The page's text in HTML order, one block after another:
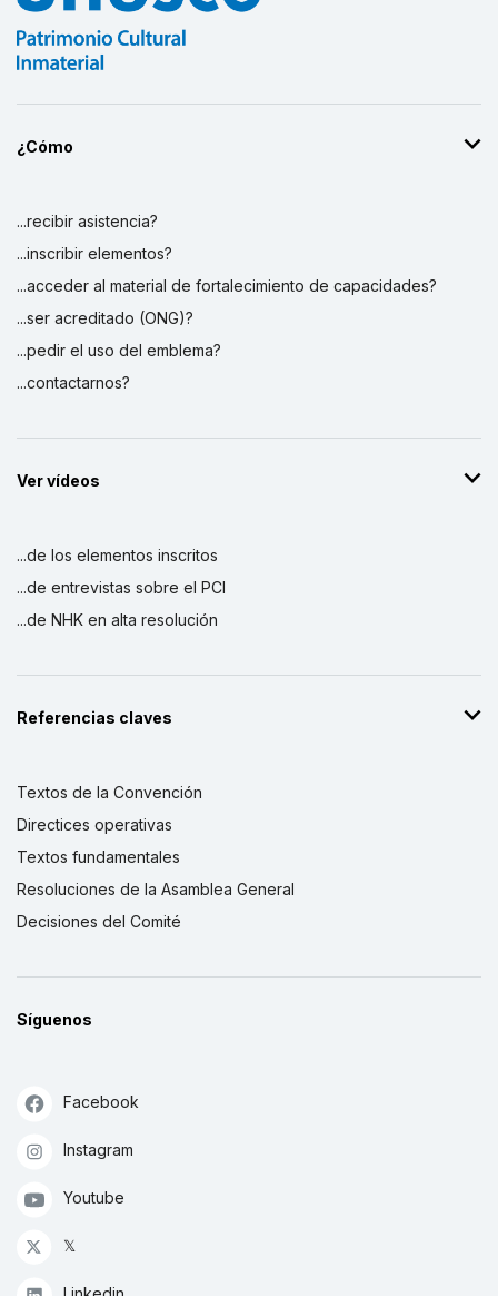
¿Cómo
...recibir asistencia?
...inscribir elementos?
...acceder al material de fortalecimiento de capacidades?
...ser acreditado (ONG)?
...pedir el uso del emblema?
...contactarnos?
Ver vídeos
...de los elementos inscritos
...de entrevistas sobre el PCI
...de NHK en alta resolución
Referencias claves
Textos de la Convención
Directices operativas
Textos fundamentales
Resoluciones de la Asamblea General
Decisiones del Comité
Síguenos
Facebook
Instagram
Youtube
𝕏